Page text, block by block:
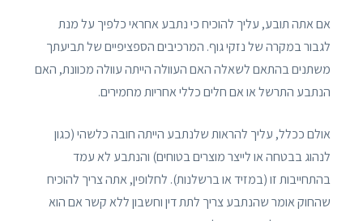
אם אתה תובע, עליך להוכיח כי נתבע אחראי כלפיך על מנת
לגבור במקרה של נזקי גוף. המרכיבים הספציפיים של תביעתך
משתנים בהתאם לשאלה האם העוולה הייתה עוולה מכוונת, האם
הנתבע התרשל או אם חלים כללי אחריות מחמירים.
אולם ככלל, עליך להראות שלנתבע הייתה חובה כלשהי (כגון
לנהוג בבטחה או לייצר מוצרים בטוחים) והנתבע לא עמד
בהתחייבות זו (במזיד או ברשלנות). לחלופין, אתה צריך להוכיח
שהחוק אומר שהנתבע צריך לתת דין וחשבון ללא קשר אם הוא